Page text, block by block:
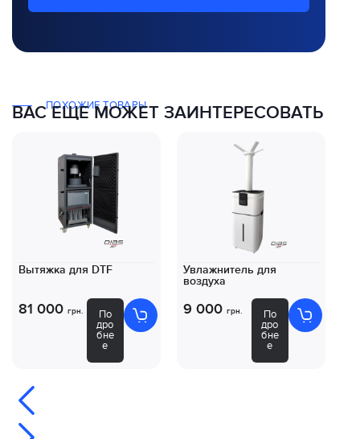
ПОХОЖИЕ ТОВАРЫ
ВАС ЕЩЕ МОЖЕТ ЗАИНТЕРЕСОВАТЬ
Вытяжка для DTF
81 000 грн.
По
дро
бне
е
Увлажнитель для
воздуха
9 000 грн.
По
дро
бне
е